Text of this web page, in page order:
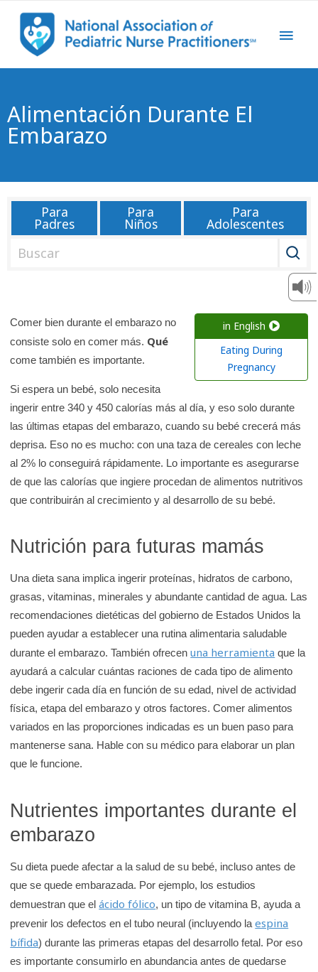
Alimentación Durante El
Embarazo
Para
Padres
Para
Niños
Para
Adolescentes
a
r
e
a
b
b
l
t
e
c
a
d
e
K
i
d
s
H
e
l
t
h
in English
Eating During
Pregnancy
Comer bien durante el embarazo no
consiste solo en comer más. Qué
come también es importante.
Si espera un bebé, solo necesita
ingerir entre 340 y 450 calorías más al día, y eso solo durante
las últimas etapas del embarazo, cuando su bebé crecerá más
deprisa. Eso no es mucho: con una taza de cereales con leche
al 2% lo conseguirá rápidamente. Lo importante es asegurarse
de que las calorías que ingiere procedan de alimentos nutritivos
que contribuirán al crecimiento y al desarrollo de su bebé.
Nutrición para futuras mamás
Una dieta sana implica ingerir proteínas, hidratos de carbono,
grasas, vitaminas, minerales y abundante cantidad de agua. Las
recomendaciones dietéticas del gobierno de Estados Unidos la
pueden ayudar a establecer una rutina alimentaria saludable
durante el embarazo. También ofrecenuna herramienta que la
ayudará a calcular cuántas raciones de cada tipo de alimento
debe ingerir cada día en función de su edad, nivel de actividad
física, etapa del embarazo y otros factores. Comer alimentos
variados en las proporciones indicadas es un buen paso para
mantenerse sana. Hable con su médico para elaborar un plan
que le funcione.
Nutrientes importantes durante el
embarazo
Su dieta puede afectar a la salud de su bebé, incluso antes de
que se quede embarazada. Por ejemplo, los estudios
demuestran que elácido fólico, un tipo de vitamina B, ayuda a
prevenir los defectos en el tubo neural (incluyendo laespina
bífida) durante las primeras etapas del desarrollo fetal. Por eso
es importante consumirlo en abundancia antes de quedarse